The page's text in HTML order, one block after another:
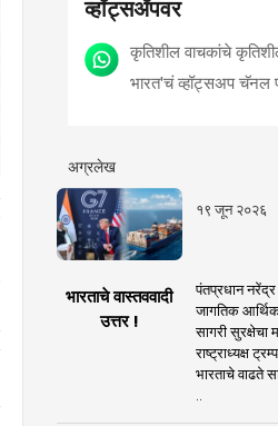
व्हॉट्सॲपवर
कृतिशील वाचकांचे
भारत'चं व्हॉट्सअप चॅनल
अग्रलेख
१९ जून २०२६
भारताचे वास्तववादी
उत्तर !
पंतप्रधान नरेंद्र
जागतिक आर्थिक
सागरी सुरक्षेचा
राष्ट्राध्यक्ष
भारताचे वाढते